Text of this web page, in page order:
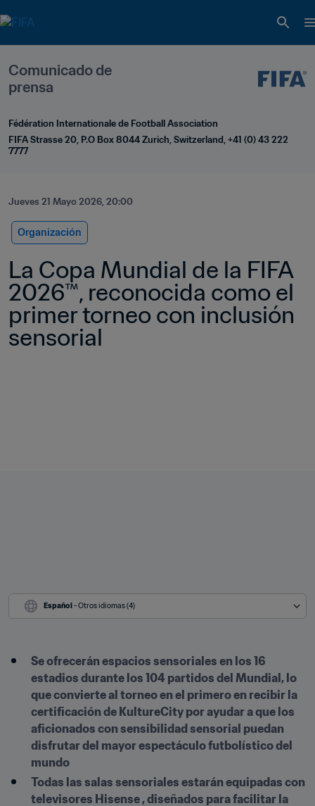
Comunicado de
prensa
Fédération Internationale de Football Association
FIFA Strasse 20, P.O Box 8044 Zurich, Switzerland, +41 (0) 43 222
7777
Jueves 21 Mayo 2026, 20:00
Organización
La Copa Mundial de la FIFA
2026™, reconocida como el
primer torneo con inclusión
sensorial
Español - Otros idiomas (4)
Se ofrecerán espacios sensoriales en los 16
estadios durante los 104 partidos del Mundial, lo
que convierte al torneo en el primero en recibir la
certificación de KultureCity por ayudar a que los
aficionados con sensibilidad sensorial puedan
disfrutar del mayor espectáculo futbolístico del
mundo
Todas las salas sensoriales estarán equipadas con
televisores Hisense , diseñados para facilitar la